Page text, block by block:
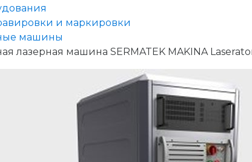
и маркировки
машины
лазерная машина SERMATEK MAKINA